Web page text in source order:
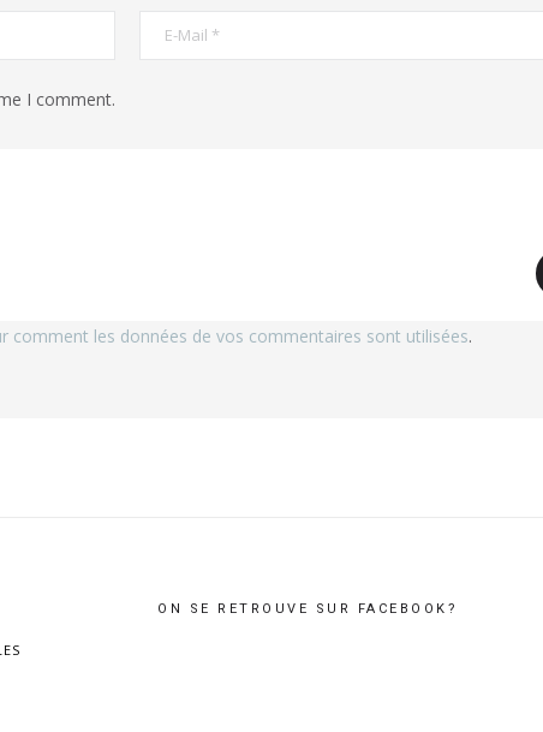
I comment.
comment les données de vos commentaires sont utilisées.
ON SE RETROUVE SUR FACEBOOK?